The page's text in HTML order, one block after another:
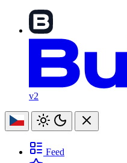
v2
Feed